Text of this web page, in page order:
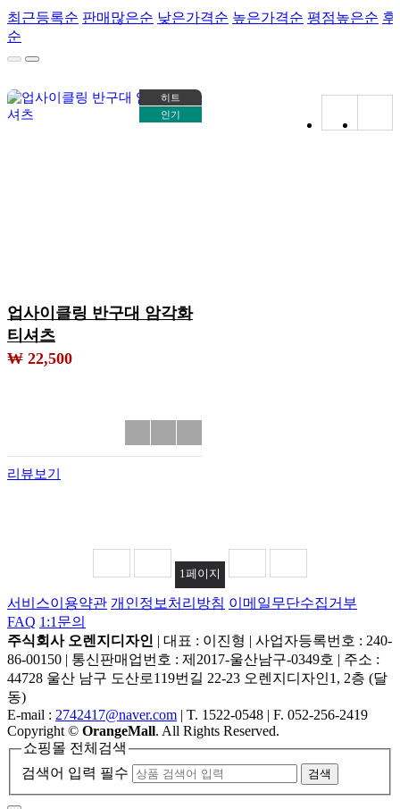
최근등록순 판매많은순 낮은가격순 높은가격순 평점높은순 후
순
히트
인기
업사이클링 반구대 암각화
티셔츠
₩ 22,500
리뷰보기
1페이지
서비스이용약관 개인정보처리방침 이메일무단수집거부
FAQ 1:1문의
주식회사 오렌지디자인 | 대표 : 이진형 | 사업자등록번호 : 240-
86-00150 | 통신판매업번호 : 제2017-울산남구-0349호 | 주소 :
44728 울산 남구 도산로119번길 22-23 오렌지디자인1, 2층 (달
동)
E-mail : 2742417@naver.com | T. 1522-0548 | F. 052-256-2419
Copyright© OrangeMall. All Rights Reserved.
쇼핑몰 전체검색
검색어 입력 필수
검색